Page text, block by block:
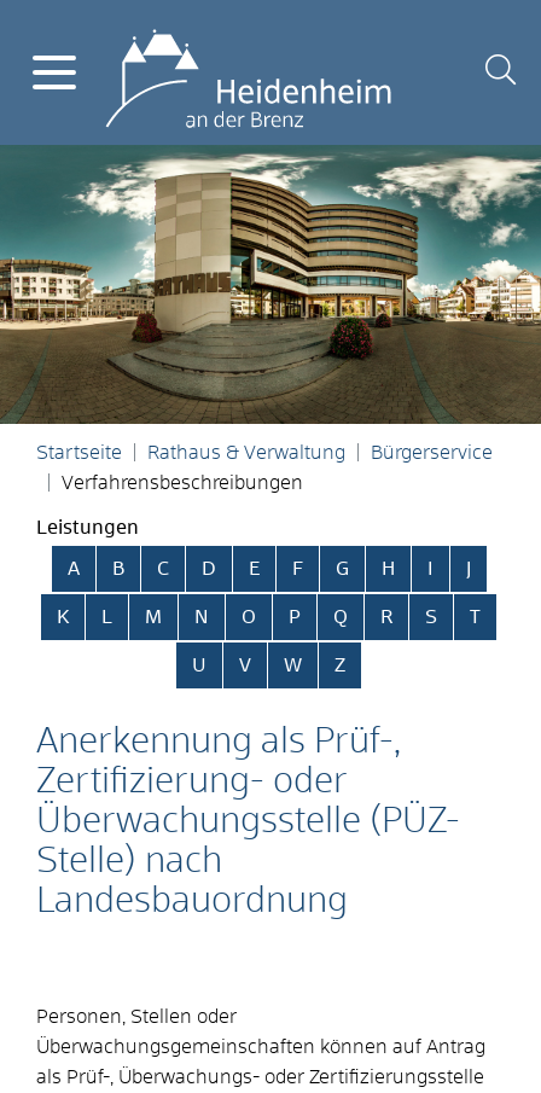
Startseite Rathaus & Verwaltung
Bürgerservice
Verfahrensbeschreibungen
Leistungen
Alphabetisches Register überspringen
A B C D E F G H
K L M N O P Q R S T
U V W Z
Anerkennung als Prüf-,
Zertifizierung- oder
Überwachungsstelle (PÜZ-
Stelle) nach
Landesbauordnung
Personen, Stellen oder
Überwachungsgemeinschaften können auf Antrag
als Prüf-, Überwachungs- oder Zertifizierungsstelle